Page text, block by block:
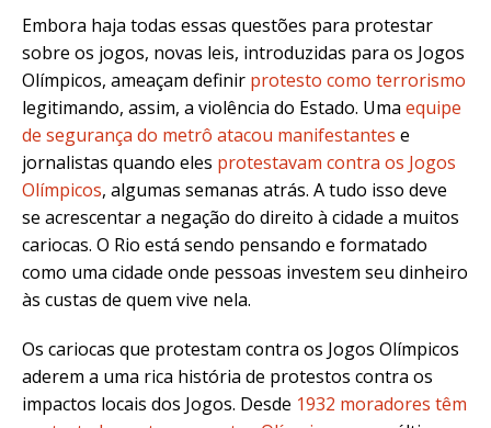
Embora haja todas essas questões para protestar
sobre os jogos, novas leis, introduzidas para os Jogos
Olímpicos, ameaçam definir protesto como terrorismo
legitimando, assim, a violência do Estado. Uma equipe
de segurança do metrô atacou manifestantes e
jornalistas quando eles protestavam contra os Jogos
Olímpicos, algumas semanas atrás. A tudo isso deve
se acrescentar a negação do direito à cidade a muitos
cariocas. O Rio está sendo pensando e formatado
como uma cidade onde pessoas investem seu dinheiro
às custas de quem vive nela.
Os cariocas que protestam contra os Jogos Olímpicos
aderem a uma rica história de protestos contra os
impactos locais dos Jogos. Desde 1932 moradores têm